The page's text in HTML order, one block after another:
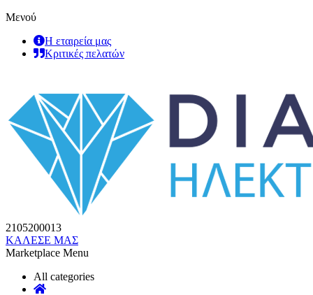
Μενού
Η εταιρεία μας
Κριτικές πελατών
2105200013
ΚΑΛΕΣΕ ΜΑΣ
Marketplace Menu
All categories